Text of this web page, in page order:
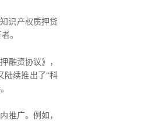
识产权质押贷
。
融资协议》，
陆续推出了“科
推广。例如，